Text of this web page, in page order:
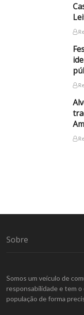
Sobre
Somos um veículo de
responsabilidade e tem o
população de forma